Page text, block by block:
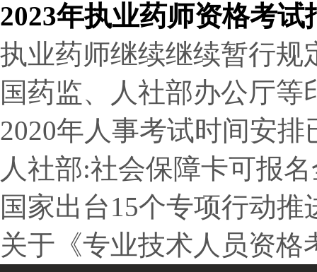
2023年执业药师资格考试
执业药师继续继续暂行规
国药监、人社部办公厅等
2020年人事考试时间安排
人社部:社会保障卡可报
国家出台15个专项行动推
关于《专业技术人员资格